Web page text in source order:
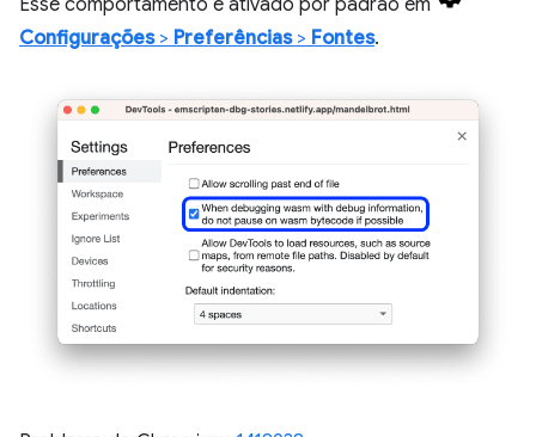
Esse comportamento é ativado por padrão em
Configurações> Preferências> Fontes.